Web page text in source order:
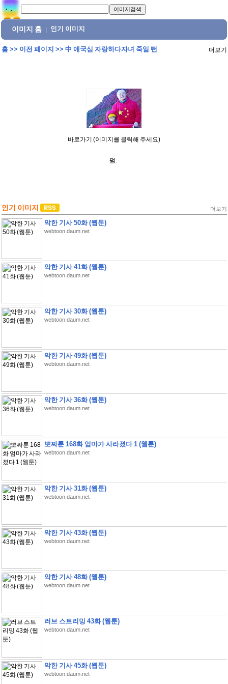
이미지 홈 인기 이미지
홈>> 이전 페이지 >> 中 애국심 자랑하다자녀 죽일 뻔 더보기
바로가기 (이미지를 클릭해 주세요)
펌:
인기 이미지 더보기
악한 기사 50화 (웹툰)
webtoon.daum.net
악한 기사 41화 (웹툰)
webtoon.daum.net
악한 기사 30화 (웹툰)
webtoon.daum.net
악한 기사 49화 (웹툰)
webtoon.daum.net
악한 기사 36화 (웹툰)
webtoon.daum.net
뽀짜툰 168화 엄마가 사라졌다 1 (웹툰)
webtoon.daum.net
악한 기사 31화 (웹툰)
webtoon.daum.net
악한 기사 43화 (웹툰)
webtoon.daum.net
악한 기사 48화 (웹툰)
webtoon.daum.net
러브 스트리밍 43화 (웹툰)
webtoon.daum.net
악한 기사 45화 (웹툰)
webtoon.daum.net